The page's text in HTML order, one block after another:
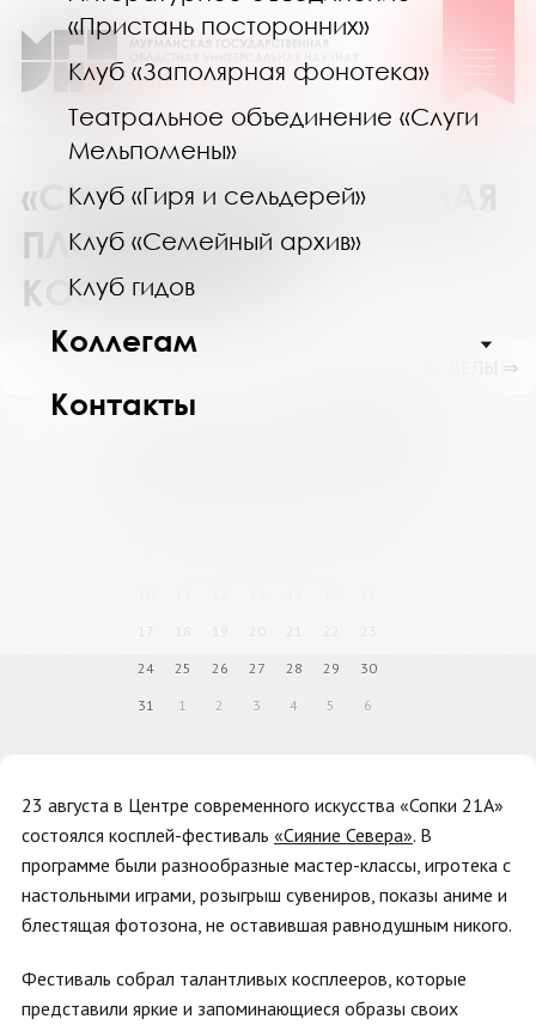
«Пристань посторонних»
Клуб «Заполярная фонотека»
Театральное объединение «Слуги
Мельпомены»
Клуб «Гиря и сельдерей»
Клуб «Семейный архив»
Клуб гидов
Коллегам
Контакты
«СИЯНИЕ СЕВЕРА» – НОВАЯ
ПЛОЩАДКА ДЛЯ
КОСПЛЕЕРОВ
23 августа в Центре современного искусства «Сопки 21А»
состоялся косплей-фестиваль «Сияние Севера». В
программе были разнообразные мастер-классы, игротека с
настольными играми, розыгрыш сувениров, показы аниме и
блестящая фотозона, не оставившая равнодушным никого.
Фестиваль собрал талантливых косплееров, которые
представили яркие и запоминающиеся образы своих
ПОКАЗАТЬ ПОДРАЗДЕЛЫ ⇒
17 18 19 20 21 22 23
24 25 26 27 28 29 30
31 1 2 3 4 5 6